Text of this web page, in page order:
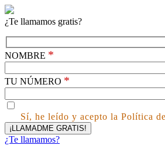
¿Te llamamos gratis?
NOMBRE *
TU NÚMERO *
Sí, he leído y acepto la Política
¿Te llamamos?